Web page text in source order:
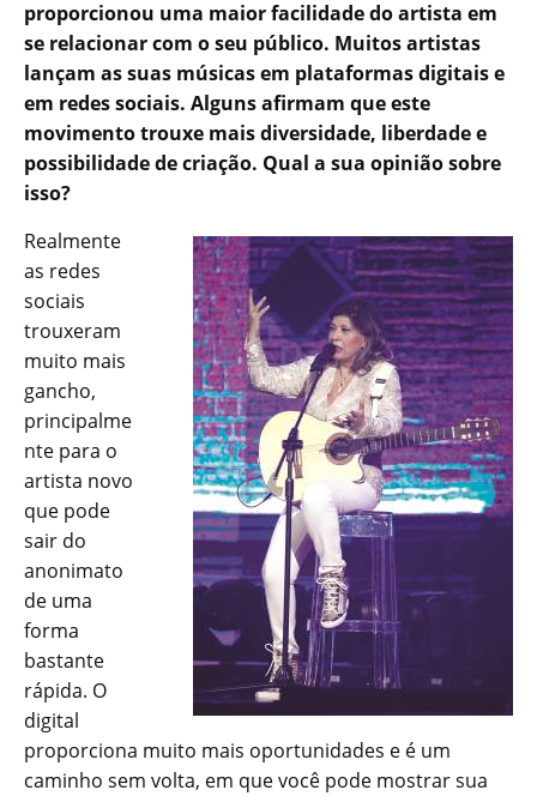
proporcionou uma maior facilidade do artista em
se relacionar com o seu público. Muitos artistas
lançam as suas músicas em plataformas digitais e
em redes sociais. Alguns afirmam que este
movimento trouxe mais diversidade, liberdade e
possibilidade de criação. Qual a sua opinião sobre
isso?
Realmente
as redes
sociais
trouxeram
muito mais
gancho,
principalme
nte para o
artista novo
que pode
sair do
anonimato
de uma
forma
bastante
rápida. O
digital
proporciona muito mais oportunidades e é um
caminho sem volta, em que você pode mostrar sua